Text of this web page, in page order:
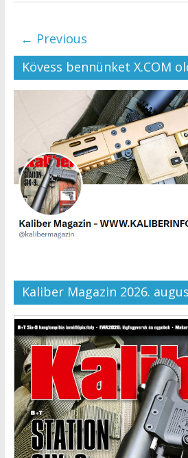
← Previous
Kövess bennünket X.COM
Kaliber Magazin 2026.